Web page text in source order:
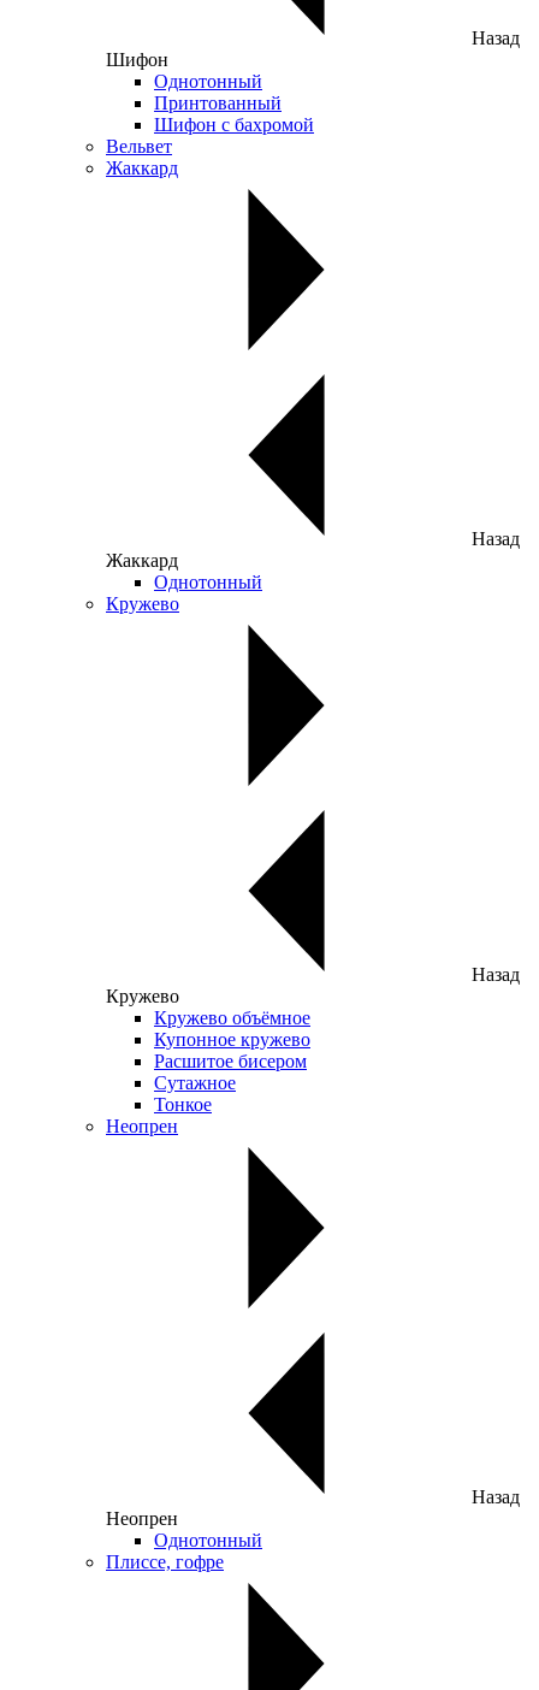
Назад
Шифон
Однотонный
Принтованный
Шифон с бахромой
Вельвет
Жаккард
Назад
Жаккард
Однотонный
Кружево
Назад
Кружево
Кружево объёмное
Купонное кружево
Расшитое бисером
Сутажное
Тонкое
Неопрен
Назад
Неопрен
Однотонный
Плиссе, гофре